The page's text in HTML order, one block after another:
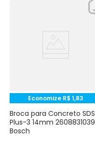
Economize R$ 1,83
Broca para Concreto SDS
Plus-3 14mm 2608831039
Bosch